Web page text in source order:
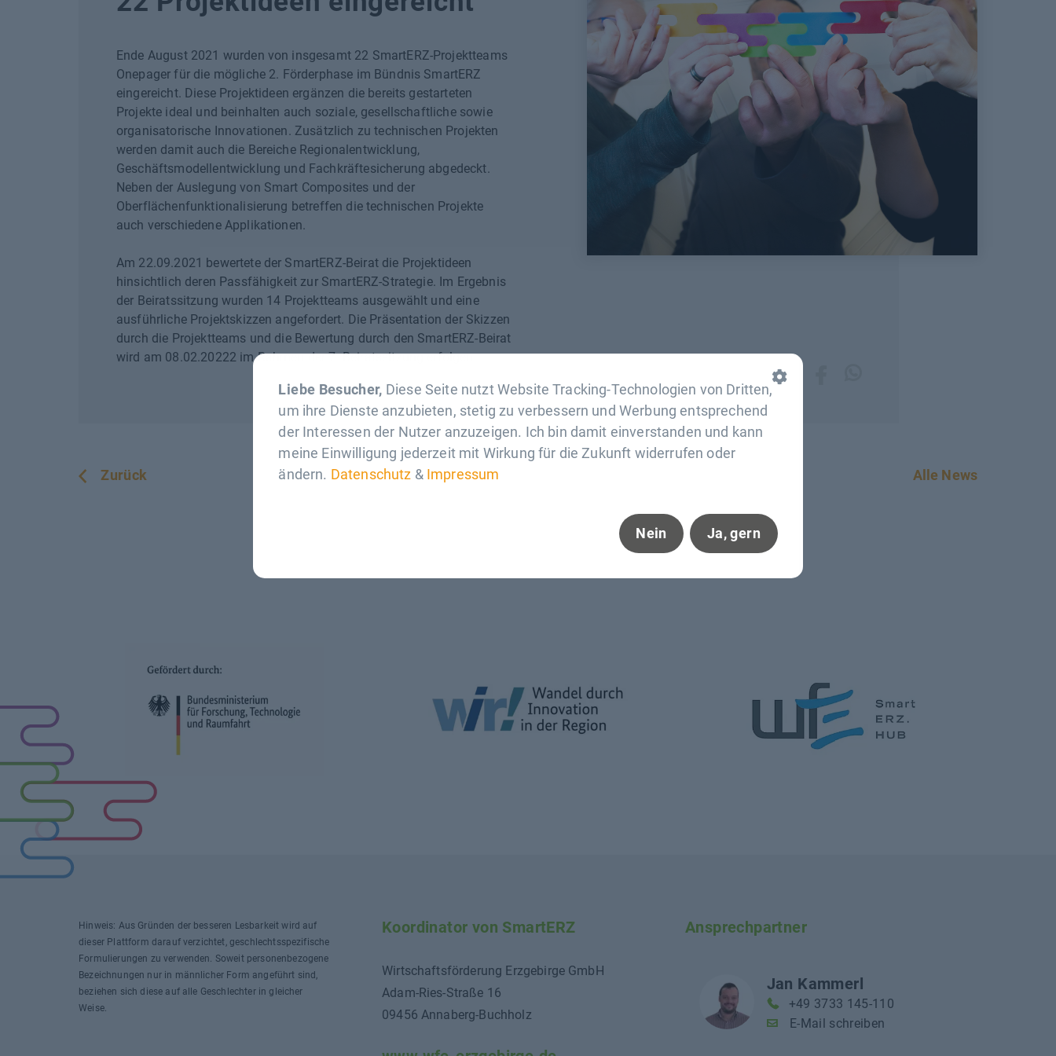
Ende August 2021 wurden von insgesamt 22 SmartERZ-Projektteams
Onepager für die mögliche 2. Förderphase im Bündnis SmartERZ
eingereicht. Diese Projektideen ergänzen die bereits gestarteten
Projekte ideal und beinhalten auch soziale, gesellschaftliche sowie
organisatorische Innovationen. Zusätzlich zu technischen Projekten
werden damit auch die Bereiche Regionalentwicklung,
Geschäftsmodellentwicklung und Fachkräftesicherung abgedeckt.
Neben der Auslegung von Smart Composites und der
Oberflächenfunktionalisierung betreffen die technischen Projekte
auch verschiedene Applikationen.
Am 22.09.2021 bewertete der SmartERZ-Beirat die Projektideen
hinsichtlich deren Passfähigkeit zur SmartERZ-Strategie. Im Ergebnis
der Beiratssitzung wurden 14 Projektteams ausgewählt und eine
ausführliche Projektskizzen angefordert. Die Präsentation der Skizzen
durch die Projektteams und die Bewertung durch den SmartERZ-Beirat
wird am 08.02.20222 im Rahmen der 7. Beiratssitzung erfolgen.
Zurück Alle News
Hinweis: Aus Gründen der besseren Lesbarkeit wird auf
dieser Plattform darauf verzichtet, geschlechtsspezifische
Formulierungen zu verwenden. Soweit personenbezogene
Bezeichnungen nur in männlicher Form angeführt sind,
beziehen sich diese auf alle Geschlechter in gleicher
Weise.
Koordinator von SmartERZ
Wirtschaftsförderung Erzgebirge GmbH
Adam-Ries-Straße 16
09456 Annaberg-Buchholz
Ansprechpartner
Jan Kammerl
+49 3733 145-110
E-Mail schreiben
Liebe Besucher, Diese Seite nutzt Website Tracking-Technologien von Dritten,
um ihre Dienste anzubieten, stetig zu verbessern und Werbung entsprechend
der Interessen der Nutzer anzuzeigen. Ich bin damit einverstanden und kann
meine Einwilligung jederzeit mit Wirkung für die Zukunft widerrufen oder
ändern. Datenschutz & Impressum
Nein Ja, gern